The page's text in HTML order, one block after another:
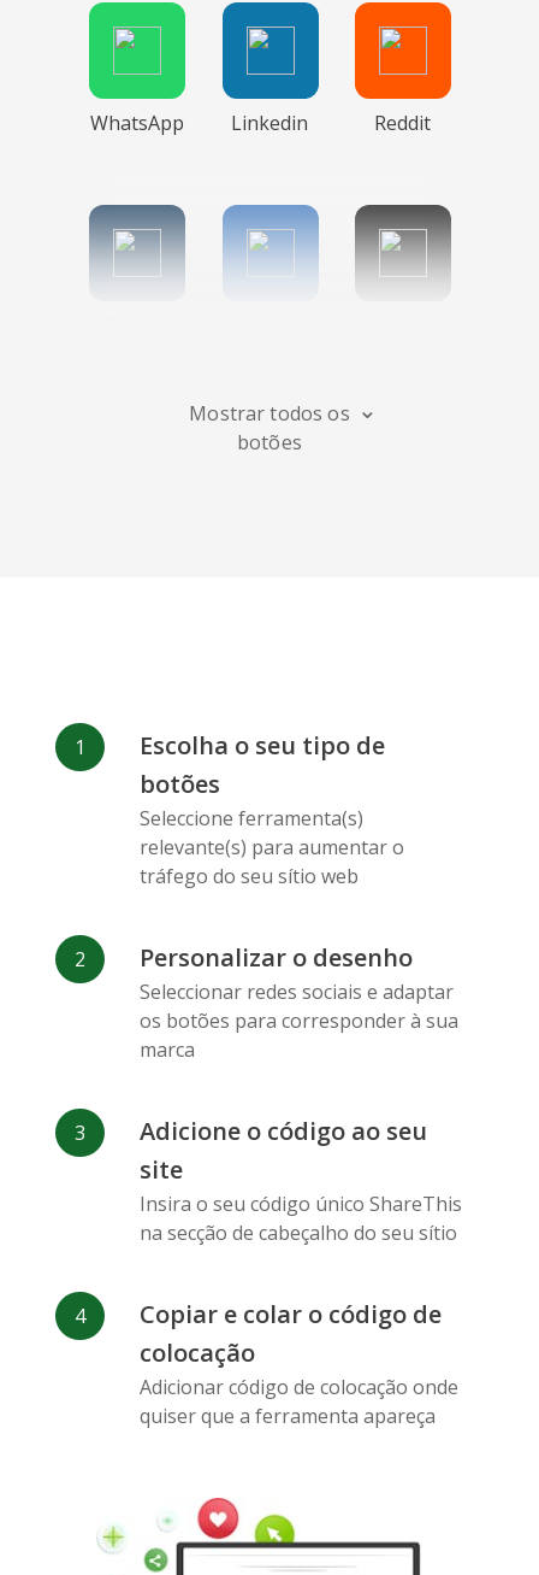
WhatsApp Linkedin Reddit
Facebook
Messenger
Odnoklassniki
Weibo
Vk Blogger Snapchat
Xing
Pinterest Buffer
Evernote
Marcadores
Mostrar todos os
botões
Escolha o seu tipo de
botões
Seleccione ferramenta(s)
relevante(s) para aumentar o
tráfego do seu sítio web
Personalizar o desenho
Seleccionar redes sociais e adaptar
os botões para corresponder à sua
marca
Adicione o código ao seu
site
Insira o seu código único ShareThis
na secção de cabeçalho do seu sítio
Copiar e colar o código de
colocação
Adicionar código de colocação onde
quiser que a ferramenta apareça